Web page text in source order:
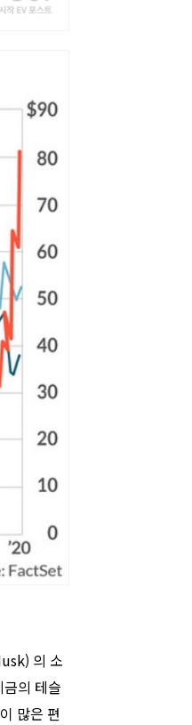
의 소
의 테슬
많은 편